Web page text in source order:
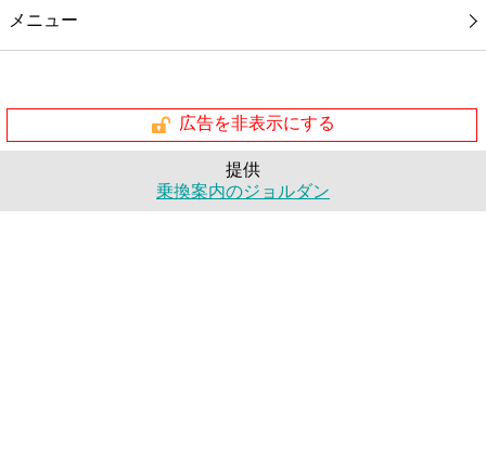
メニュー
広告を非表示にする
提供
乗換案内のジョルダン